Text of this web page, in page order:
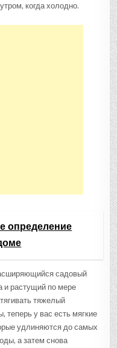
когда холодно.
определение
садовый
и растущий по мере
тяжелый
теперь у вас есть мягкие
удлиняются до самых
а затем снова